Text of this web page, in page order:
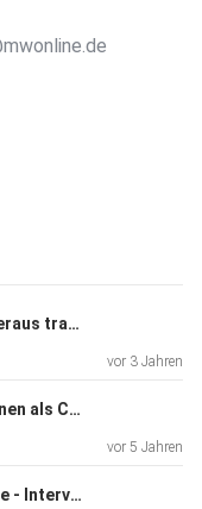
Eine Organisation von innen heraus transformieren - der Loop-Approach
vor 3 Jahren
Realistisch online Geld verdienen als Coach, Trainer und Berater
vor 5 Jahren
Selbstorganisation bei Sipgate - Interview mit Sebastian Schönfeld